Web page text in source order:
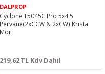
DALPROP
Cyclone T5045C Pro 5x4.5
Pervane(2xCCW & 2xCW) Kristal
Mor
219,62 TL Kdv Dahil